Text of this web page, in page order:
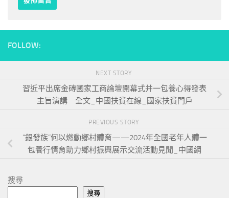
FOLLOW:
NEXT STORY
習近平出席金磚國家工商論壇開幕式并一包養心得發表
主旨演講 全文_中國扶貧在線_國家扶貧門戶
PREVIOUS STORY
“銀發族”何以燃動鄉村體育——2024年全國老年人體一
包養行情育助力鄉村振興展示交流活動見聞_中國網
搜尋
搜尋